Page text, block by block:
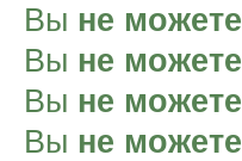
Вы не можете
Вы не можете
Вы не можете
Вы не можете